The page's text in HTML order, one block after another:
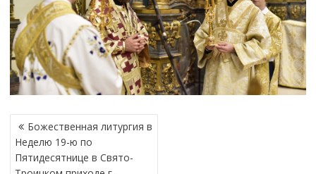
Н
А
В
И
Божественная литургия в
Неделю 19-ю по
Пятидесятнице в Свято-